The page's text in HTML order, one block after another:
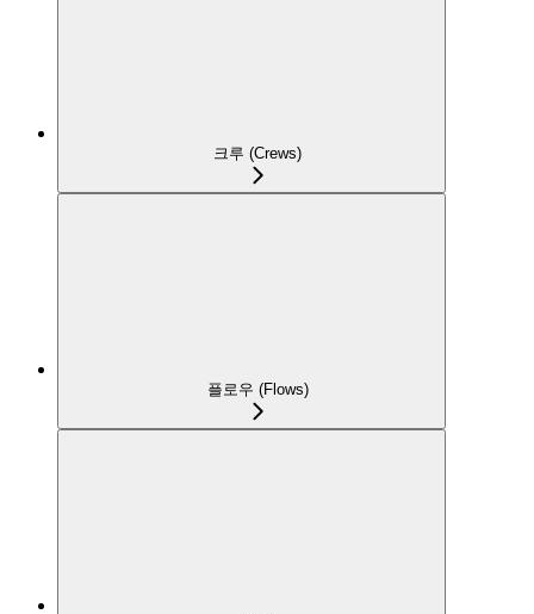
크루 (Crews)
플로우 (Flows)